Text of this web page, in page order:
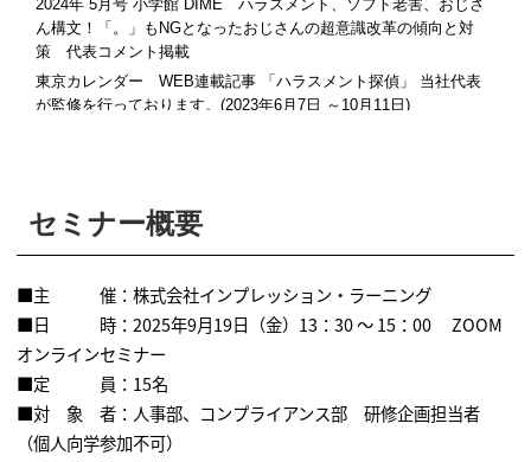
2024年 5月号 小学館 DIME ハラスメント、ソフト老害、おじさ
ん構文！「。」もNGとなったおじさんの超意識改革の傾向と対
策 代表コメント掲載
東京カレンダー WEB連載記事 「ハラスメント探偵」 当社代表
が監修を行っております。(2023年6月7日 ～10月11日)
週刊SPA! 「U30建前⇔本音 翻訳検定」 取材記事掲載（2021
年4月9日）
いして…
たね」。“ズムハラ”の実態」
（2021年2月15日） 取材記事掲載
東京新聞ＷＥＢ 「オンライン会議 ストレスの元に 「部屋が
汚い」言及 むやみに２人きり要求」
セミナー概要
■主 催：株式会社インプレッション・ラーニング
■日 時：2025年9月19日（金）13：30 ～ 15：00 ZOOM
オンラインセミナー
■定 員：15名
■対 象 者：人事部、コンプライアンス部 研修企画担当者
（個人向学参加不可）